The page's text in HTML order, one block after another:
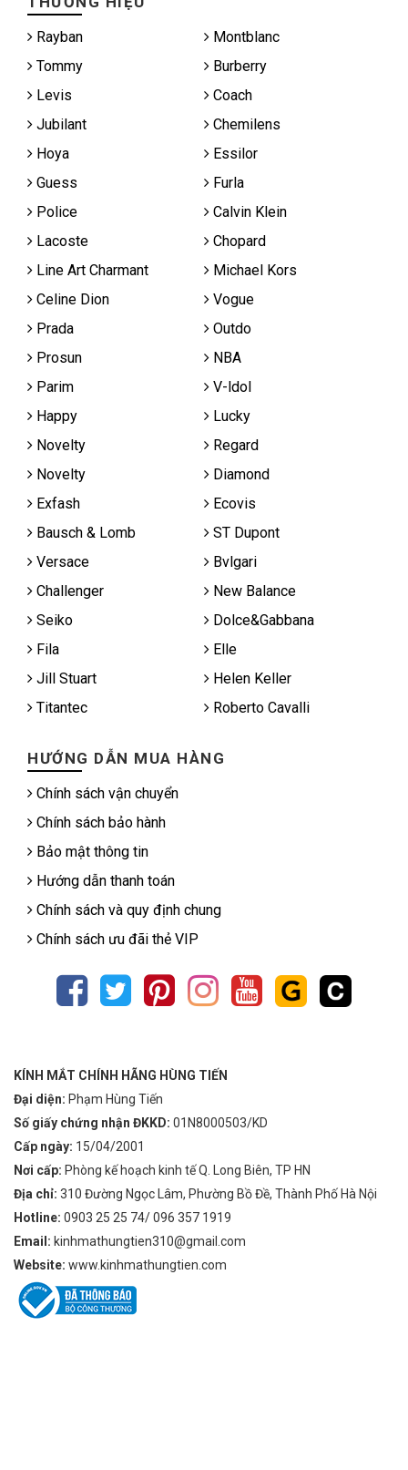
Rayban
Montblanc
Tommy
Burberry
Levis
Coach
Jubilant
Chemilens
Hoya
Essilor
Guess
Furla
Police
Calvin Klein
Lacoste
Chopard
Line Art Charmant
Michael Kors
Celine Dion
Vogue
Prada
Outdo
Prosun
NBA
Parim
V-ldol
Happy
Lucky
Novelty
Regard
Novelty
Diamond
Exfash
Ecovis
Bausch & Lomb
ST Dupont
Versace
Bvlgari
Challenger
New Balance
Seiko
Dolce&Gabbana
Fila
Elle
Jill Stuart
Helen Keller
Titantec
Roberto Cavalli
HƯỚNG DẪN MUA HÀNG
Chính sách vận chuyển
Chính sách bảo hành
Bảo mật thông tin
Hướng dẫn thanh toán
Chính sách và quy định chung
Chính sách ưu đãi thẻ VIP
KÍNH MẮT CHÍNH HÃNG HÙNG TIẾN
Đại diện: Phạm Hùng Tiến
Số giấy chứng nhận ĐKKD: 01N8000503/KD
Cấp ngày: 15/04/2001
Nơi cấp: Phòng kế hoạch kinh tế Q. Long Biên, TP HN
Địa chỉ: 310 Đường Ngọc Lâm, Phường Bồ Đề, Thành Phố Hà Nội
Hotline: 0903 25 25 74/ 096 357 1919
Email: kinhmathungtien310@gmail.com
Website: www.kinhmathungtien.com